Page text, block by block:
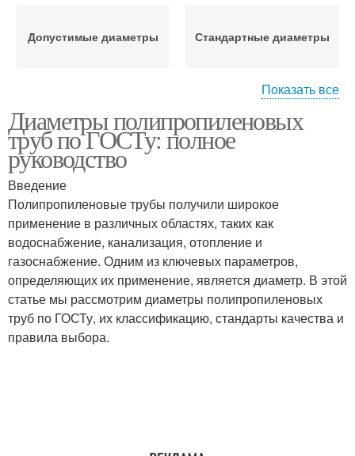
Допустимые диаметры Стандартные диаметры
диаметру
Гост по диаметру
Показать все
Диаметры полипропиленовых
труб по ГОСТу: полное
руководство
Введение
Полипропиленовые трубы получили широкое
применение в различных областях, таких как
водоснабжение, канализация, отопление и
газоснабжение. Одним из ключевых параметров,
определяющих их применение, является диаметр. В этой
статье мы рассмотрим диаметры полипропиленовых
труб по ГОСТу, их классификацию, стандарты качества и
правила выбора.